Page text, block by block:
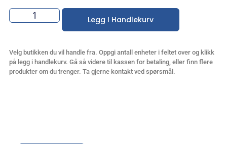
Legg I Handlekurv
Velg butikken du vil handle fra. Oppgi antall enheter i feltet over og klikk
på legg i handlekurv. Gå så videre til kassen for betaling, eller finn flere
produkter om du trenger. Ta gjerne kontakt ved spørsmål.